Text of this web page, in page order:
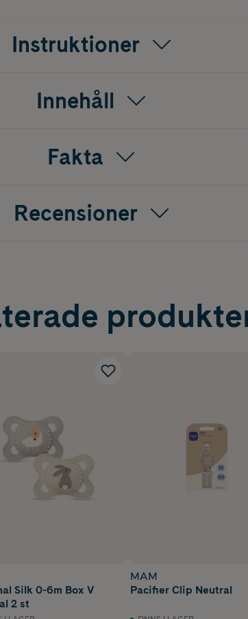
Instruktioner
Innehåll
Fakta
Recensioner
Silk 0-6m Box V
2 st
MAM
Pacifier Clip Neutral